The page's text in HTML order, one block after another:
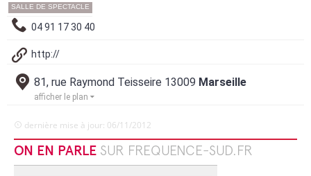
SALLE DE SPECTACLE
04 91 17 30 40
http://
81, rue Raymond Teisseire 13009 Marseille
afficher le plan
dernière mise à jour: 06/11/2012
ON EN PARLE SUR FREQUENCE-SUD.FR